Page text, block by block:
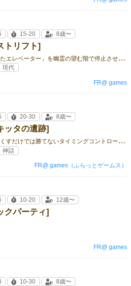
トリフト]
「
呪われたエレベーター」を幽霊の望む階で停止させ、幽霊を除霊しよう！ もし、残ってしまうと…
15-20 8歳〜
現代
FR@ games
ッタの遺跡]
手
札を無くすだけでは勝てないタイミングコントロール系ゴーアウト
20-30 8歳〜
神話
FR@ games（ふらっとゲームス）
クパーティ]
10-20 12歳〜
FR@ games
10-30 8歳〜